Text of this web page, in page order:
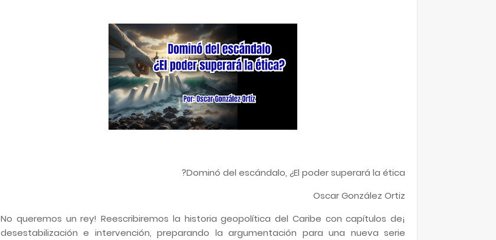
Dominó del escándalo, ¿El poder superará la ética?
Oscar González Ortiz
¡No queremos un rey! Reescribiremos la historia geopolítica del Caribe con capítulos de
desestabilización e intervención, preparando la argumentación para una nueva serie